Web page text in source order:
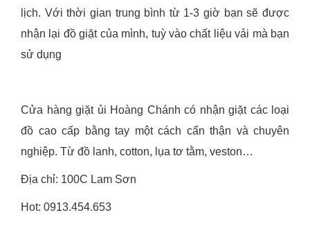
lịch. Với thời gian trung bình từ 1-3 giờ bạn sẽ được
nhận lại đồ giặt của mình, tuỳ vào chất liệu vải mà bạn
sử dụng
Cửa hàng giặt ủi Hoàng Chánh có nhận giặt các loại
đồ cao cấp bằng tay một cách cẩn thận và chuyên
nghiệp. Từ đồ lanh, cotton, lụa tơ tằm, veston…
Địa chỉ: 100C Lam Sơn
Hot: 0913.454.653